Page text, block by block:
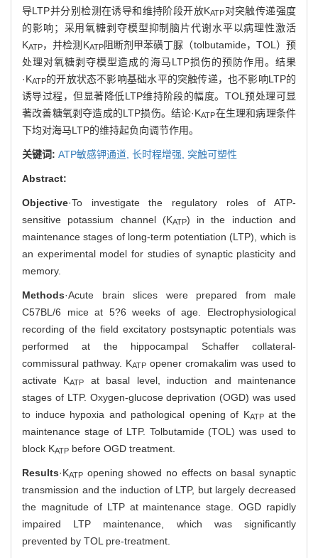
导LTP并分别检测在诱导和维持阶段开放KATP对突触传递强度
的影响；采用氧糖剥夺模型抑制脑片代谢水平以病理性激活
KATP，并检测KATP阻断剂甲苯磺丁脲（tolbutamide，TOL）预
处理对氧糖剥夺模型造成的海马LTP损伤的预防作用。结果
·KATP的开放状态不影响基础水平的突触传递，也不影响LTP的
诱导过程，但显著降低LTP维持阶段的幅度。TOL预处理可显
著改善糖氧剥夺造成的LTP损伤。结论·KATP在生理和病理条件
下均对海马LTP的维持起负向调节作用。
关键词: ATP敏感钾通道, 长时程增强, 突触可塑性
Abstract:
Objective·To investigate the regulatory roles of ATP-
sensitive potassium channel (KATP) in the induction and
maintenance stages of long-term potentiation (LTP), which is
an experimental model for studies of synaptic plasticity and
memory.
Methods·Acute brain slices were prepared from male
C57BL/6 mice at 5?6 weeks of age. Electrophysiological
recording of the field excitatory postsynaptic potentials was
performed at the hippocampal Schaffer collateral-
commissural pathway. KATP opener cromakalim was used to
activate KATP
at basal level, induction and maintenance
stages of LTP. Oxygen-glucose deprivation (OGD) was used
to induce hypoxia and pathological opening of KATPat the
maintenance stage of LTP. Tolbutamide (TOL) was used to
block KATP before OGD treatment.
Results·KATP opening showed no effects on basal synaptic
transmission and the induction of LTP, but largely decreased
the magnitude of LTP at maintenance stage. OGD rapidly
impaired LTP maintenance, which was significantly
prevented by TOL pre-treatment.